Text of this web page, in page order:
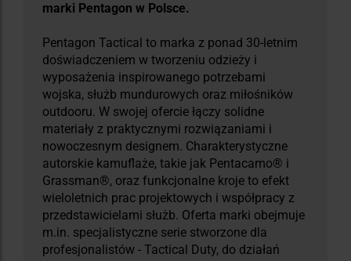
marki Pentagon w Polsce.
Pentagon Tactical to marka z ponad 30-letnim
doświadczeniem w tworzeniu odzieży i
wyposażenia inspirowanego potrzebami
wojska, służb mundurowych oraz miłośników
outdooru. W swojej ofercie łączy solidne
materiały z praktycznymi rozwiązaniami i
nowoczesnym designem. Charakterystyczne
autorskie kamuflaże, takie jak Pentacamo® i
Grassman®, oraz funkcjonalne kroje to efekt
wieloletnich prac projektowych i współpracy z
przedstawicielami służb. Oferta marki obejmuje
m.in. specjalistyczne serie stworzone dla
profesjonalistów - Tactical Duty, do działań